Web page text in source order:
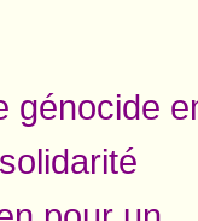
génocide